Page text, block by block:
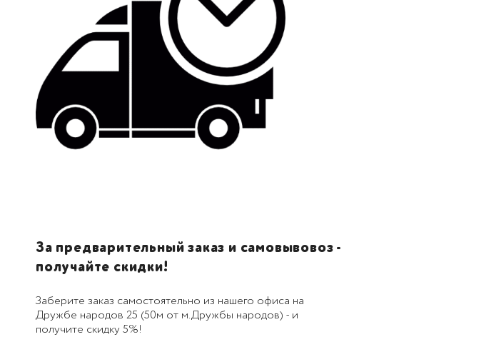
За предварительный заказ и самовывовоз -
получайте скидки!
Заберите заказ самостоятельно из нашего офиса на
Дружбе народов 25 (50м от м.Дружбы народов) - и
получите скидку 5%!